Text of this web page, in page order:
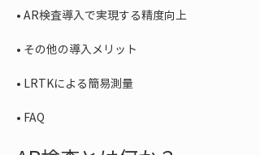
•
•
•
• FAQ